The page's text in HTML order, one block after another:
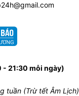
- 21:30 mỗi ngày)
tuần (Trừ tết Âm Lịch)